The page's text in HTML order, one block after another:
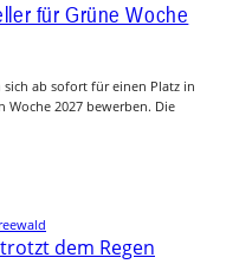
für Grüne Woche
ab sofort für einen Platz in
Woche 2027 bewerben. Die